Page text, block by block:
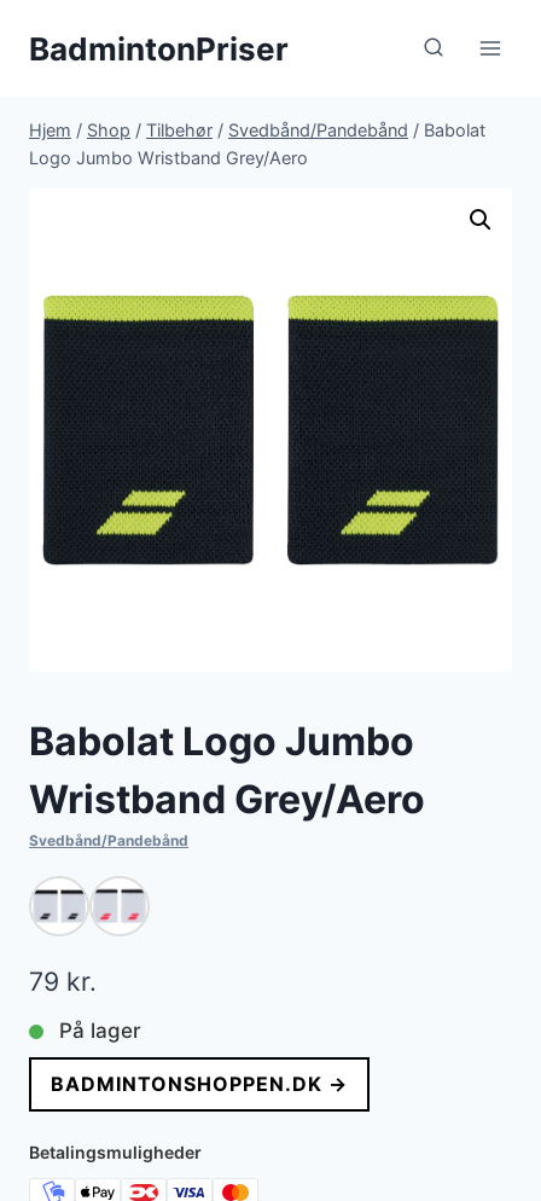
BadmintonPriser
Hjem / Shop / Tilbehør / Svedbånd/Pandebånd / Babolat
Logo Jumbo Wristband Grey/Aero
Babolat Logo Jumbo
Wristband Grey/Aero
Svedbånd/Pandebånd
79 kr.
På lager
BADMINTONSHOPPEN.DK →
Betalingsmuligheder